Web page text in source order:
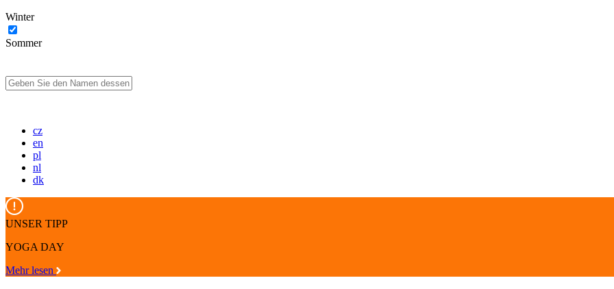
Winter
Sommer
cz
en
pl
nl
dk
UNSER TIPP
YOGA DAY
Mehr lesen